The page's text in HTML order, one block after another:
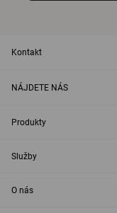
Kontakt
NÁJDETE NÁS
Produkty
Služby
O nás